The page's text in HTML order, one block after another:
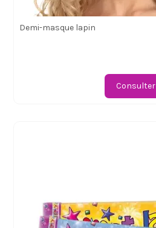
Demi-masque lapin
Consulter